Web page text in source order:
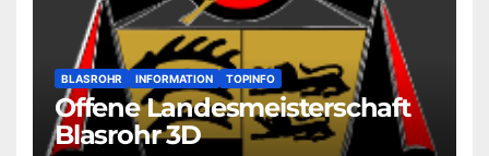
BLASROHR INFORMATION TOPINFO
Offene Landesmeisterschaft
Blasrohr 3D